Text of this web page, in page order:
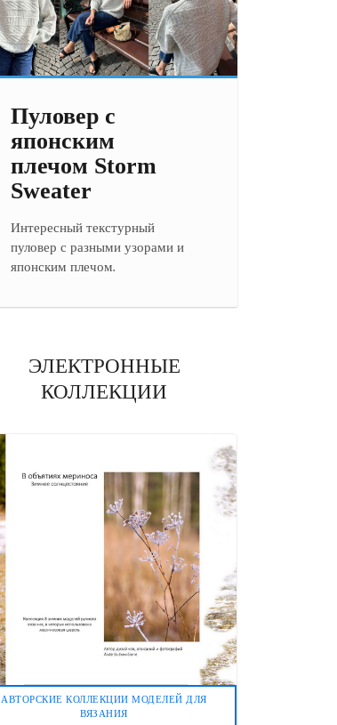
Пуловер с
японским
плечом Storm
Sweater
Интересный текстурный
пуловер с разными узорами и
японским плечом.
ЭЛЕКТРОННЫЕ
КОЛЛЕКЦИИ
АВТОРСКИЕ КОЛЛЕКЦИИ МОДЕЛЕЙ ДЛЯ
ВЯЗАНИЯ